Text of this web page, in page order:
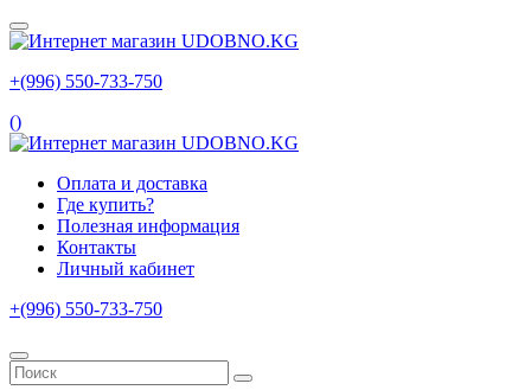
+(996) 550‑733‑750
()
Оплата и доставка
Где купить?
Полезная информация
Контакты
Личный кабинет
+(996) 550‑733‑750